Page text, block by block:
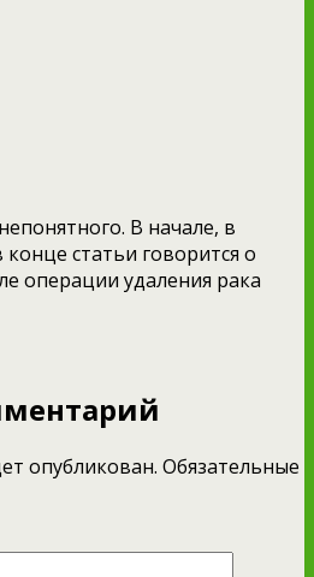
В начале, в
конце статьи говорится о
операции удаления рака
опубликован. Обязательные